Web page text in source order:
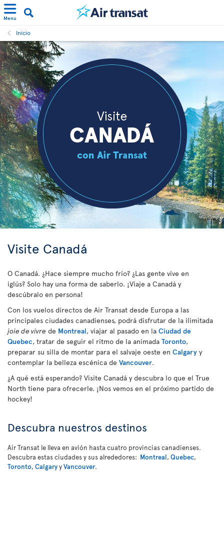
Menu
Inicio
Visite Canadá
O Canadá. ¿Hace siempre mucho frío? ¿Las gente vive en
iglús? Solo hay una forma de saberlo. ¡Viaje a Canadá y
descúbralo en persona!
Con los vuelos directos de Air Transat desde Europa a las
principales ciudades canadienses, podrá disfrutar de la ilimitada
joie de vivre de Montreal, viajar al pasado en la Ciudad de
Quebec, tratar de seguir el ritmo de la animada Toronto,
preparar su silla de montar para el salvaje oeste en Calgary y
contemplar la belleza escénica de Vancouver.
¿A qué está esperando? Visite Canadá y descubra lo que el True
North tiene para ofrecerle. ¡Nos vemos en el próximo partido de
hockey!
Descubra nuestros destinos
Air Transat le lleva en avión hasta cuatro provincias canadienses.
Descubra estas ciudades y sus alrededores: Montreal, Quebec,
Toronto, CalgaryyVancouver.